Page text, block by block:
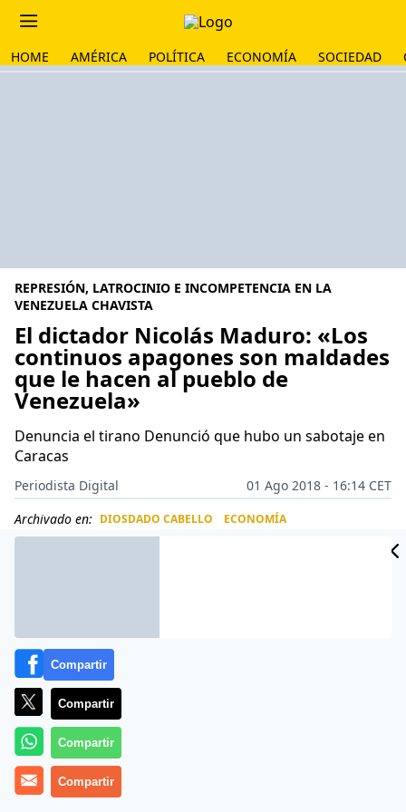
HOME AMÉRICA POLÍTICA ECONOMÍA SOCIEDAD
REPRESIÓN, LATROCINIO E INCOMPETENCIA EN LA
VENEZUELA CHAVISTA
El dictador Nicolás Maduro: «Los
continuos apagones son maldades
que le hacen al pueblo de
Venezuela»
Denuncia el tirano Denunció que hubo un sabotaje en
Caracas
Periodista Digital
01 Ago 2018 - 16:14 CET
Archivado en: DIOSDADO CABELLO ECONOMÍA
Compartir
Compartir
Compartir
Compartir